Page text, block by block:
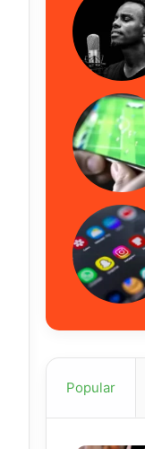
Popular